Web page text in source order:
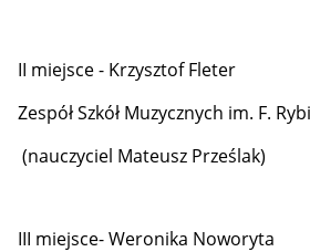
II miejsce - Krzysztof Fleter
Zespół Szkół Muzycznych im. F.
(nauczyciel Mateusz Prześlak)
III miejsce- Weronika Noworyta